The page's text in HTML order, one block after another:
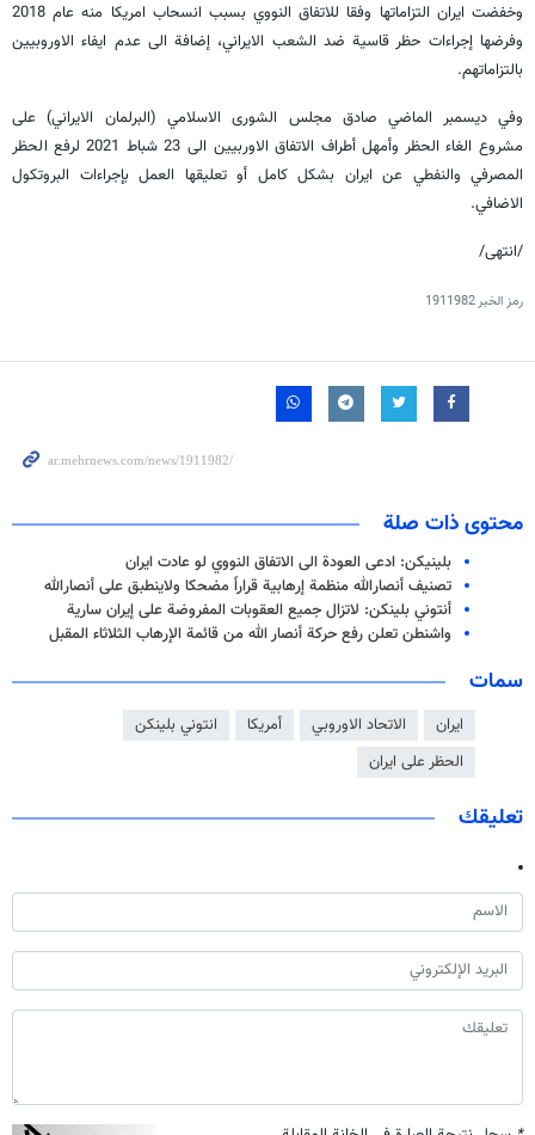
وخفضت ايران التزاماتها وفقا للاتفاق النووي بسبب انسحاب امريكا منه عام 2018
وفرضها إجراءات حظر قاسية ضد الشعب الايراني، إضافة الى عدم ايفاء الاوروبيين
بالتزاماتهم.
وفي ديسمبر الماضي صادق مجلس الشورى الاسلامي (البرلمان الايراني) على
مشروع الغاء الحظر وأمهل أطراف الاتفاق الاوربيين الى 23 شباط 2021 لرفع الحظر
المصرفي والنفطي عن ايران بشكل كامل أو تعليقها العمل بإجراءات البروتكول
الاضافي.
/انتهى/
رمز الخبر1911982
محتوى ذات صلة
بلینیکن: ادعی العودة الی الاتفاق النووي لو عادت ایران
تصنيف أنصارالله منظمة إرهابية قراراً مضحكا ولاينطبق على أنصارالله
أنتوني بلينكن: لاتزال جميع العقوبات المفروضة على إيران سارية
واشنطن تعلن رفع حركة أنصار الله من قائمة الإرهاب الثلاثاء المقبل
سمات
ايران الاتحاد الاوروبي أمريكا
انتوني بلينكن
الحظر على ايران
تعليقك